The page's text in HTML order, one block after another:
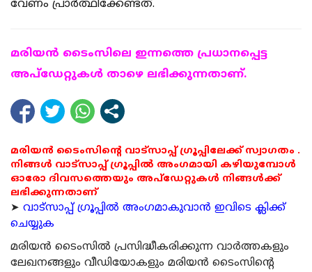
വേണം പ്രാര്‍ത്ഥിക്കേണ്ടത്.
മരിയന്‍ ടൈംസിലെ ഇന്നത്തെ പ്രധാനപ്പെട്ട
അപ്ഡേറ്റുകള്‍ താഴെ ലഭിക്കുന്നതാണ്.
മരിയൻ ടൈംസിന്റെ വാട്സാപ്പ് ഗ്രൂപ്പിലേക്ക് സ്വാഗതം .
നിങ്ങൾ വാട്സാപ്പ് ഗ്രൂപ്പിൽ അംഗമായി കഴിയുമ്പോൾ
ഓരോ ദിവസത്തെയും അപ്ഡേറ്റുകൾ നിങ്ങൾക്ക്
ലഭിക്കുന്നതാണ്
➤ വാട്സാപ്പ് ഗ്രൂപ്പിൽ അംഗമാകുവാൻ ഇവിടെ ക്ലിക്ക്
ചെയ്യുക
മരിയന്‍ ടൈംസില്‍ പ്രസിദ്ധീകരിക്കുന്ന വാര്‍ത്തകളും
ലേഖനങ്ങളും വീഡിയോകളും മരിയന്‍ ടൈംസിന്റെ